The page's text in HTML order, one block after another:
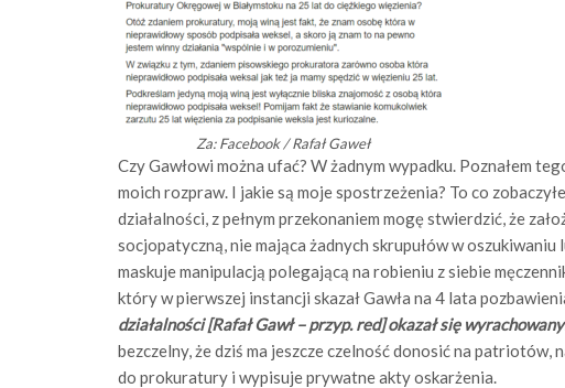
Za: Facebook / Rafał Gaweł
Czy Gawłowi można ufać? W żadnym wypadku. Poznałem
moich rozpraw. I jakie są moje spostrzeżenia? To co
działalności, z pełnym przekonaniem mogę stwierdzić, że
socjopatyczną, nie mająca żadnych skrupułów w
maskuje manipulacją polegającą na robieniu z siebie
który w pierwszej instancji skazał Gawła na 4 lata
działalności [Rafał Gawł – przyp. red] okazał się
bezczelny, że dziś ma jeszcze czelność donosić na patriotów,
do prokuratury i wypisuje prywatne akty oskarżenia.